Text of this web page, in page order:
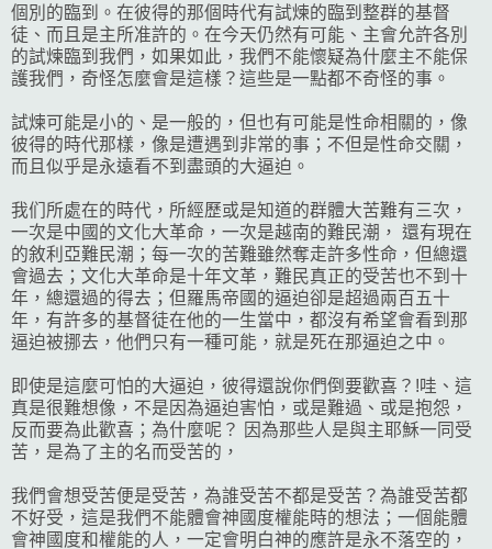
個別的臨到。在彼得的那個時代有試煉的臨到整群的基督
徒、而且是主所准許的。在今天仍然有可能、主會允許各別
的試煉臨到我們，如果如此，我們不能懷疑為什麼主不能保
護我們，奇怪怎麼會是這樣？這些是一點都不奇怪的事。
試煉可能是小的、是一般的，但也有可能是性命相關的，像
彼得的時代那樣，像是遭遇到非常的事；不但是性命交關，
而且似乎是永遠看不到盡頭的大逼迫。
我们所處在的時代，所經歷或是知道的群體大苦難有三次，
一次是中國的文化大革命，一次是越南的難民潮， 還有現在
的敘利亞難民潮；每一次的苦難雖然奪走許多性命，但總還
會過去；文化大革命是十年文革，難民真正的受苦也不到十
年，總還過的得去；但羅馬帝國的逼迫卻是超過兩百五十
年，有許多的基督徒在他的一生當中，都沒有希望會看到那
逼迫被挪去，他們只有一種可能，就是死在那逼迫之中。
即使是這麼可怕的大逼迫，彼得還說你們倒要歡喜？!哇、這
真是很難想像，不是因為逼迫害怕，或是難過、或是抱怨，
反而要為此歡喜；為什麼呢？ 因為那些人是與主耶穌一同受
苦，是為了主的名而受苦的，
我們會想受苦便是受苦，為誰受苦不都是受苦？為誰受苦都
不好受，這是我們不能體會神國度權能時的想法；一個能體
會神國度和權能的人，一定會明白神的應許是永不落空的，